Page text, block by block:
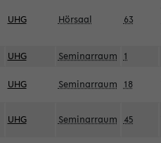
UHG Hörsaal 63
UHG Seminarraum 1
UHG Seminarraum 18
UHG Seminarraum 45